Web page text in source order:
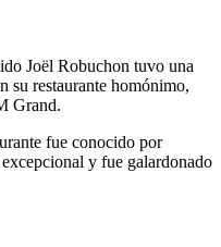
Joël Robuchon tuvo una
su restaurante homónimo,
Grand.
fue conocido por
y fue galardonado